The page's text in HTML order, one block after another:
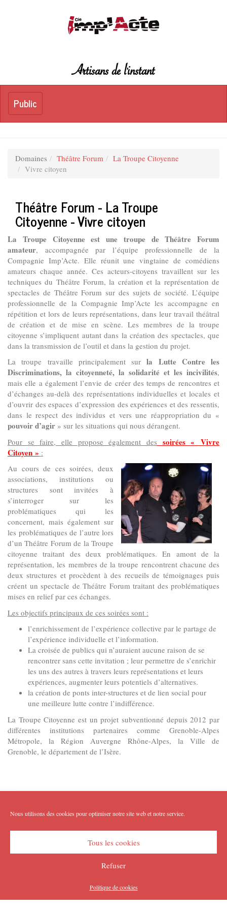
Nous utilisons des cookies pour optimiser notre site web et notre service.
Tous les cookies
Refuser
Politique de cookies
Artisans de l'instant
Toggle
Public
Public
Domaines Théâtre Forum
La Troupe Citoyenne
Vivre citoyen
Théâtre Forum - La Troupe
Citoyenne - Vivre citoyen
La Troupe Citoyenne est une troupe de Théâtre Forum
amateur, accompagnée par l’équipe professionnelle de la
Compagnie Imp’Acte. Elle réunit une vingtaine de comédiens
amateurs chaque année. Ces acteurs-citoyens travaillent sur les
techniques du Théâtre Forum, la création et la représentation de
spectacles de Théâtre Forum sur des sujets de société. L’équipe
professionnelle de la Compagnie Imp’Acte les accompagne en
répétition et lors de leurs représentations, dans leur travail théâtral
de création et de mise en scène. Les membres de la troupe
citoyenne s’impliquent autant dans la création des spectacles, que
dans la transmission de l’outil et dans la gestion du projet.
La troupe travaille principalement surla Lutte Contre les
Discriminations, la citoyenneté, la solidarité et les incivilités,
mais elle a également l’envie de créer des temps de rencontres et
d’échanges au-delà des représentations individuelles et locales et
d’ouvrir des espaces d’expression des expériences et des ressentis,
dans le respect des individus et vers une réappropriation du «
pouvoir d’agir » sur les situations qui nous dérangent.
Pour se faire, elle propose également des soirées « Vivre
Citoyen » :
Au cours de ces soirées, deux
associations, institutions ou
structures sont invitées à
s’interroger sur les
problématiques qui les
concernent, mais également sur
les problématiques de l’autre lors
d’un Théâtre Forum de la Troupe
citoyenne traitant des deux problématiques. En amont de la
représentation, les membres de la troupe rencontrent chacune des
deux structures et procèdent à des recueils de témoignages puis
créent un spectacle de Théâtre Forum traitant des problématiques
mises en relief par ces échanges.
Les objectifs principaux de ces soirées sont :
l’enrichissement de l’expérience collective par le partage de
l’expérience individuelle et l’information.
La croisée de publics qui n’auraient aucune raison de se
rencontrer sans cette invitation ; leur permettre de s’enrichir
les uns des autres à travers leurs représentations et leurs
expériences, augmenter leurs potentiels d’alternatives.
la création de ponts inter-structures et de lien social pour
une meilleure lutte contre l’indifférence.
La Troupe Citoyenne est un projet subventionné depuis 2012 par
différentes institutions partenaires comme Grenoble-Alpes
Métropole, la Région Auvergne Rhône-Alpes, la Ville de
Grenoble, le département de l’Isère.